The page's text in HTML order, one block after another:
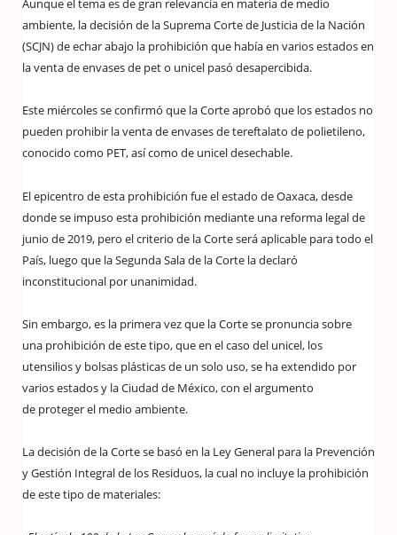
Aunque el tema es de gran relevancia en materia de medio
ambiente, la decisión de la Suprema Corte de Justicia de la Nación
(SCJN) de echar abajo la prohibición que había en varios estados en
la venta de envases de pet o unicel pasó desapercibida.
Este miércoles se confirmó que la Corte aprobó que los estados no
pueden prohibir la venta de envases de tereftalato de polietileno,
conocido como PET, así como de unicel desechable.
El epicentro de esta prohibición fue el estado de Oaxaca, desde
donde se impuso esta prohibición mediante una reforma legal de
junio de 2019, pero el criterio de la Corte será aplicable para todo el
País, luego que la Segunda Sala de la Corte la declaró
inconstitucional por unanimidad.
Sin embargo, es la primera vez que la Corte se pronuncia sobre
una prohibición de este tipo, que en el caso del unicel, los
utensilios y bolsas plásticas de un solo uso, se ha extendido por
varios estados y la Ciudad de México, con el argumento
de proteger el medio ambiente.
La decisión de la Corte se basó en la Ley General para la Prevención
y Gestión Integral de los Residuos, la cual no incluye la prohibición
de este tipo de materiales: